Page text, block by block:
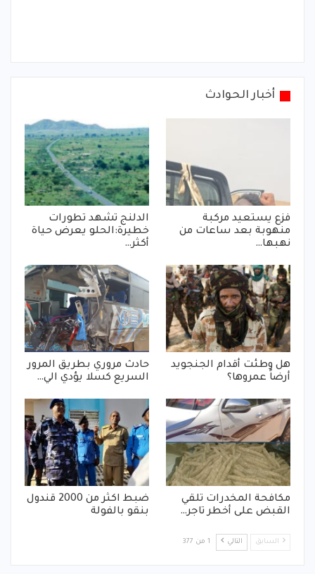
أخبار الحوادث
فزع يستعيد مركبة
منهوبة بعد ساعات من
نهبها…
الدلنج تشهد تطورات
خطيرة:الحلو يعرض حياة
أكثر…
هل وطئت أقدام الجنجويد
أرضاً عمروها؟
حادث مروري بطريق المرور
السريع كسلا يؤدي الي…
مكافحة المخدرات تلقي
القبض على أخطر تاجر…
ضبط اكثر من 2000 قندول
بنقو بالفولة
السابق التالي 1 من 377